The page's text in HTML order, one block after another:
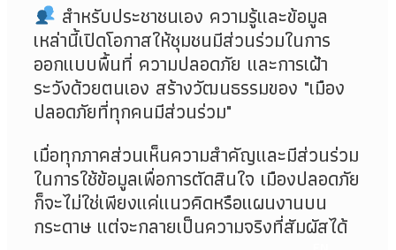
สำหรับประชาชนเอง ความรู้และข้อมูล
เหล่านี้เปิดโอกาสให้ชุมชนมีส่วนร่วมในการ
ออกแบบพื้นที่ ความปลอดภัย และการเฝ้า
ระวังด้วยตนเอง สร้างวัฒนธรรมของ "เมือง
ปลอดภัยที่ทุกคนมีส่วนร่วม"
เมื่อทุกภาคส่วนเห็นความสำคัญและมีส่วนร่วม
ในการใช้ข้อมูลเพื่อการตัดสินใจ เมืองปลอดภัย
ก็จะไม่ใช่เพียงแค่แนวคิดหรือแผนงานบน
กระดาษ แต่จะกลายเป็นความจริงที่สัมผัสได้